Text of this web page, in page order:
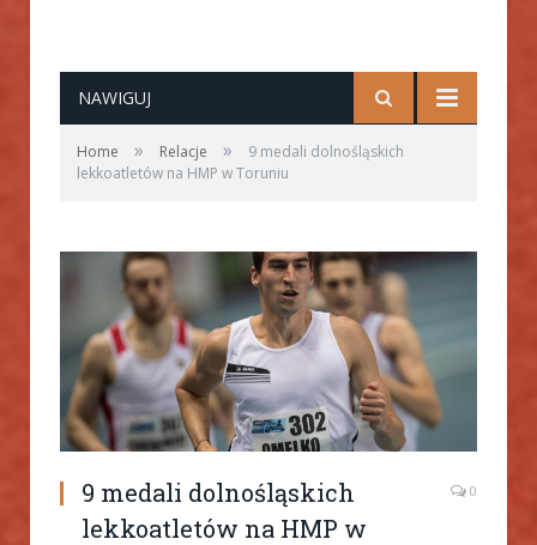
NAWIGUJ
Home » Relacje »
9 medali dolnośląskich
lekkoatletów na HMP w Toruniu
9 medali dolnośląskich
lekkoatletów na HMP w
0